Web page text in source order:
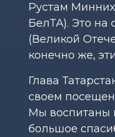
Рустам
БелТА). Это на
(Великой
конечно же,
Глава
своем
Мы воспитаны
большое